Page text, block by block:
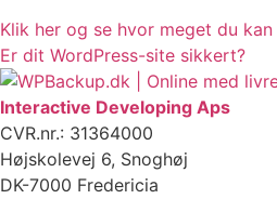
Klik her og se hvor meget du kan
Er dit WordPress-site sikkert?
Interactive Developing Aps
CVR.nr.: 31364000
Højskolevej 6, Snoghøj
DK-7000 Fredericia